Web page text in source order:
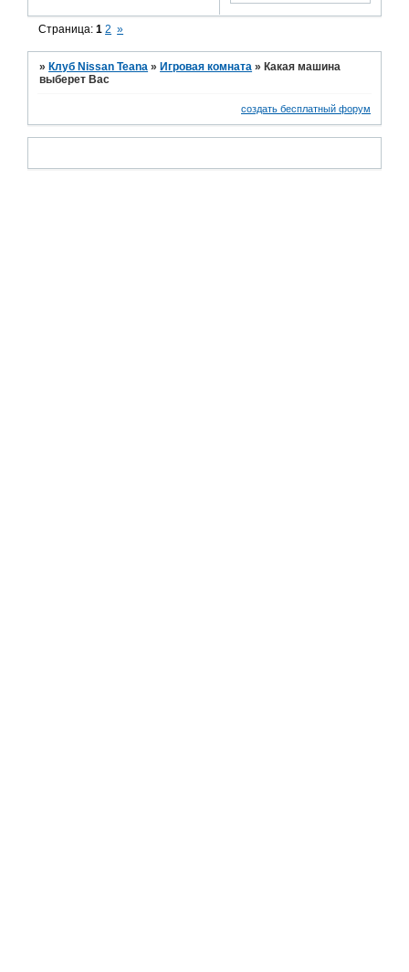
Страница:1 2 »
» Клуб Nissan Teana » Игровая комната » Какая машина
выберет Вас
создать бесплатный форум